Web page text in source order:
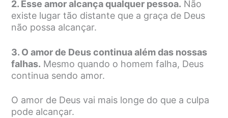
2. Esse amor alcança qualquer pessoa. Não
existe lugar tão distante que a graça de Deus
não possa alcançar.
3. O amor de Deus continua além das nossas
falhas. Mesmo quando o homem falha, Deus
continua sendo amor.
O amor de Deus vai mais longe do que a culpa
pode alcançar.